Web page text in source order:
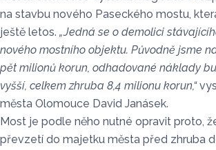
na stavbu nového Paseckého mostu,
ještě letos. „Jedná se o demolici
nového mostního objektu. Původně jsme
pět milionů korun, odhadované náklady
vyšší, celkem zhruba 8,4 milionu korun,“
města Olomouce David Janásek.
Most je podle něho nutné opravit proto,
převzetí do majetku města před zhruba